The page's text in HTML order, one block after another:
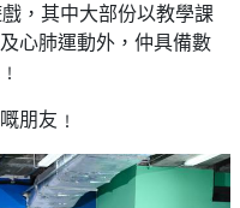
，其中大部份以教學課
心肺運動外，仲具備數
朋友﹗